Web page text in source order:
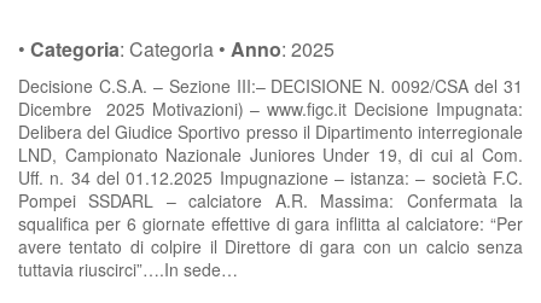
• Categoria: Categoria • Anno: 2025
Decisione C.S.A. – Sezione III:– DECISIONE N. 0092/CSA del 31
Dicembre 2025 Motivazioni) – www.figc.it Decisione Impugnata:
Delibera del Giudice Sportivo presso il Dipartimento interregionale
LND, Campionato Nazionale Juniores Under 19, di cui al Com.
Uff. n. 34 del 01.12.2025 Impugnazione – istanza: – società F.C.
Pompei SSDARL – calciatore A.R. Massima: Confermata la
squalifica per 6 giornate effettive di gara inflitta al calciatore: “Per
avere tentato di colpire il Direttore di gara con un calcio senza
tuttavia riuscirci”….In sede…